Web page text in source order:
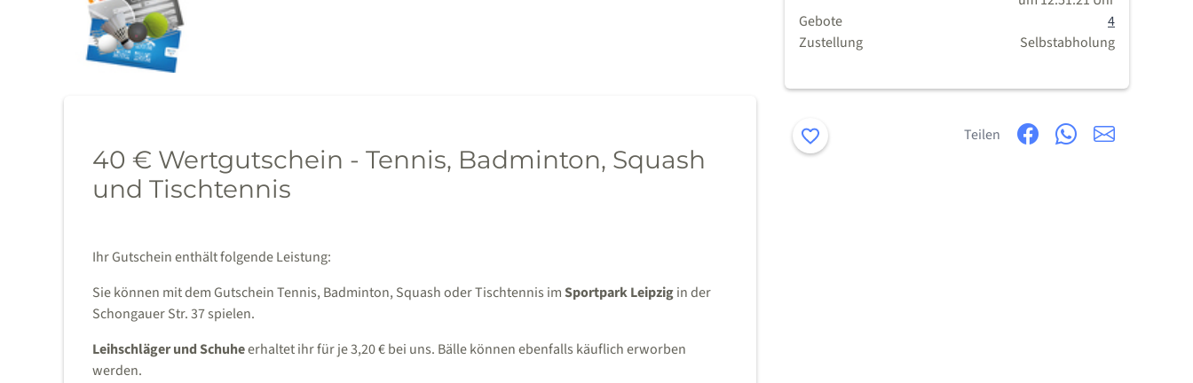
Gebote
4
Zustellung
Selbstabholung
Merken Teilen
40 € Wertgutschein - Tennis, Badminton, Squash
und Tischtennis
Ihr Gutschein enthält folgende Leistung:
Sie können mit dem Gutschein Tennis, Badminton, Squash oder Tischtennis imSportpark Leipzigin der
Schongauer Str. 37 spielen.
Leihschläger und Schuheerhaltet ihr für je 3,20 € bei uns. Bälle können ebenfalls käuflich erworben
werden.